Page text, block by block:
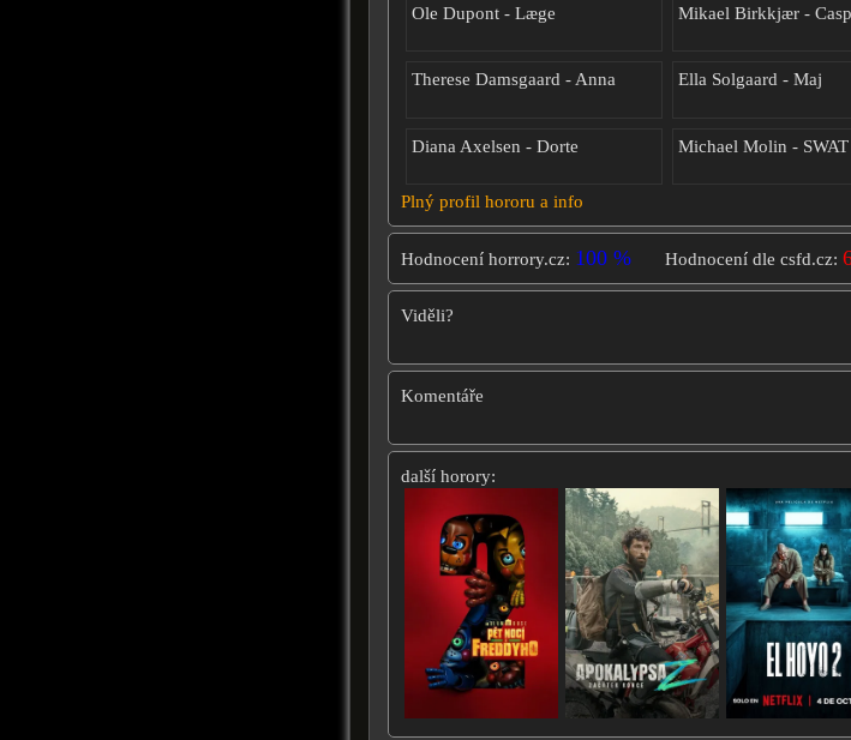
Ole Dupont - Læge Mikael Birkkjær -
Therese Damsgaard - Anna Ella Solgaard - Maj
Diana Axelsen - Dorte Michael Molin -
Plný profil hororu a info
Hodnocení horrory.cz: 100 % Hodnocení dle csfd.cz:
Viděli?
Komentáře
další horory: